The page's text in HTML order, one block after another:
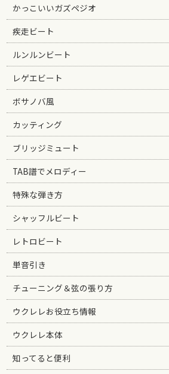
かっこいいガズペジオ
疾走ビート
ルンルンビート
レゲエビート
ボサノバ風
カッティング
ブリッジミュート
TAB譜でメロディー
特殊な弾き方
シャッフルビート
レトロビート
単音引き
チューニング＆弦の張り方
ウクレレお役立ち情報
ウクレレ本体
知ってると便利